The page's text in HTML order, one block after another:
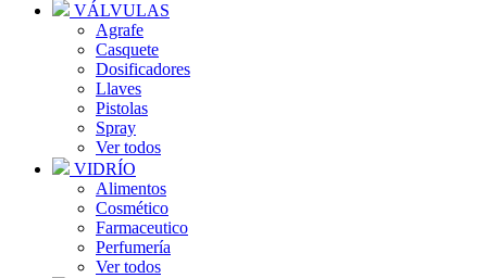
VÁLVULAS
Agrafe
Casquete
Dosificadores
Llaves
Pistolas
Spray
Ver todos
VIDRÍO
Alimentos
Cosmético
Farmaceutico
Perfumería
Ver todos